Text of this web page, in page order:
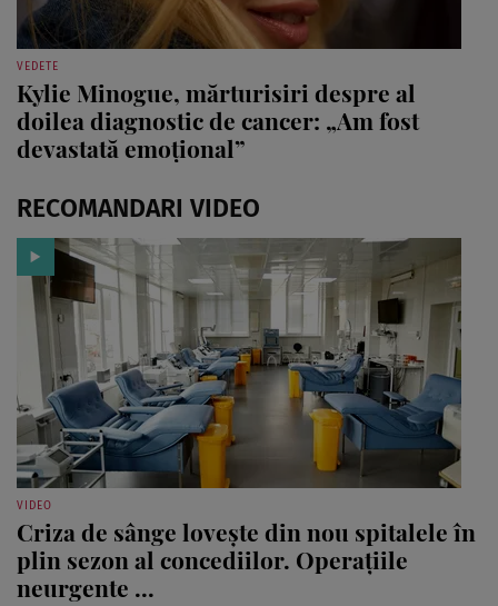
VEDETE
Kylie Minogue, mărturisiri despre al
doilea diagnostic de cancer: „Am fost
devastată emoțional”
RECOMANDARI VIDEO
VIDEO
Criza de sânge lovește din nou spitalele în
plin sezon al concediilor. Operațiile
neurgente ...